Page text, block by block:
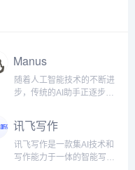
Manus
随着人工智能技术的不断进
步，传统的AI助手正逐步向
力的全能智能体进化。近
日，一支中国研发团队震撼
发布了全球首款AI Agent产
品——Manus。作为一款兼
讯飞写作
讯飞写作是一款集AI技术和
写作能力于一体的智能写作